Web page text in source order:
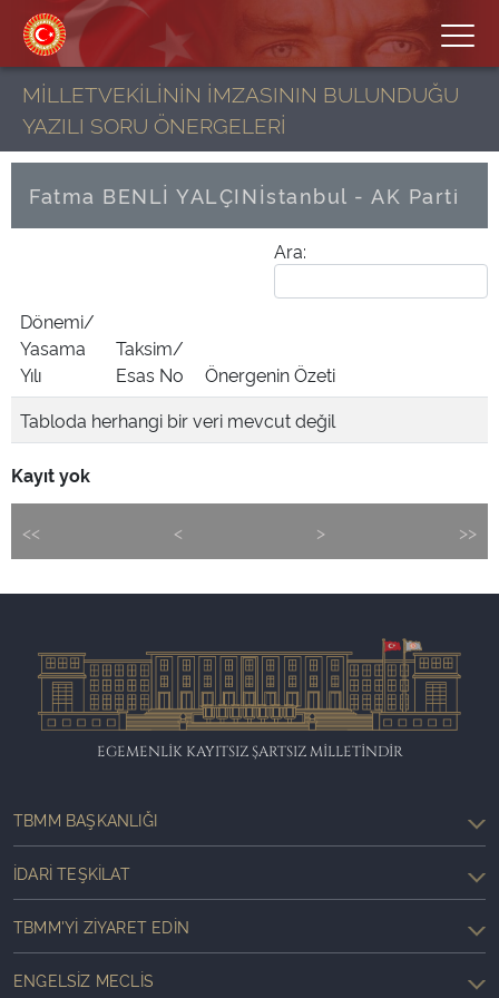
MİLLETVEKİLİNİN İMZASININ BULUNDUĞU
YAZILI SORU ÖNERGELERİ
Fatma BENLİ YALÇINİstanbul - AK Parti
Ara:
Dönemi/
Yasama
Yılı
Taksim/
Esas No
Önergenin Özeti
Tabloda herhangi bir veri mevcut değil
Kayıt yok
<< < > >>
EGEMENLİK KAYITSIZ ŞARTSIZ MİLLETİNDİR
TBMM BAŞKANLIĞI
İDARI TEŞKILAT
TBMM'YI ZIYARET EDIN
ENGELSIZ MECLIS